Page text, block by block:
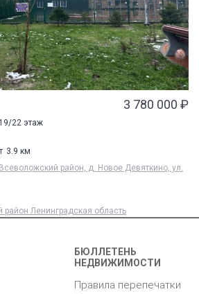
3 780 000 ₽
22 этаж
3.9 км
район, д. Новое Девяткино, ул.
район Ленинградская область
БЮЛЛЕТЕНЬ
НЕДВИЖИМОСТИ
Правила перепечатки